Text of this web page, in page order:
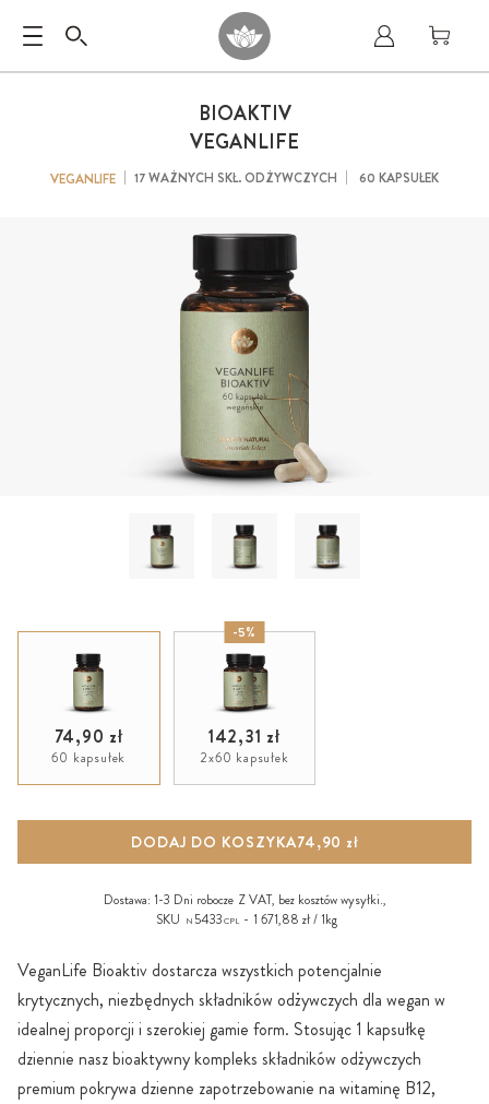
BIOAKTIV
VEGANLIFE
VEGANLIFE 17 WAŻNYCH SKŁ. ODŻYWCZYCH 60 KAPSUŁEK
VeganLife Bioaktiv dostarcza wszystkich potencjalnie
krytycznych, niezbędnych składników odżywczych dla wegan w
idealnej proporcji i szerokiej gamie form. Stosując 1 kapsułkę
dziennie nasz bioaktywny kompleks składników odżywczych
premium pokrywa dzienne zapotrzebowanie na witaminę B12,
74,90 zł
60 kapsułek
-5%
142,31 zł
2x60 kapsułek
DODAJ DO KOSZYKA74,90 zł
Dostawa: 1-3 Dni robocze Z VAT, bez kosztów wysyłki.,
SKU
N 5433CPL 1 671,88 zł / 1kg